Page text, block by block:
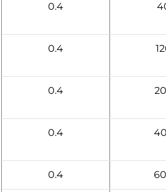
0.4
0.4
0.4
0.4
0.4